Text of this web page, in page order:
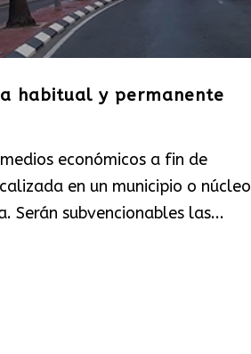
habitual y permanente
económicos a fin de
en un municipio o núcleo
Serán subvencionables las...